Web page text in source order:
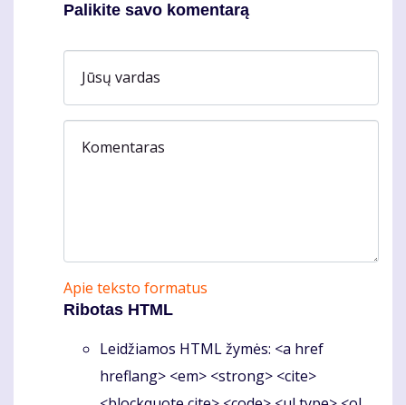
Palikite savo komentarą
Jūsų vardas
Komentaras
Apie teksto formatus
Ribotas HTML
Leidžiamos HTML žymės: <a href
hreflang> <em> <strong> <cite>